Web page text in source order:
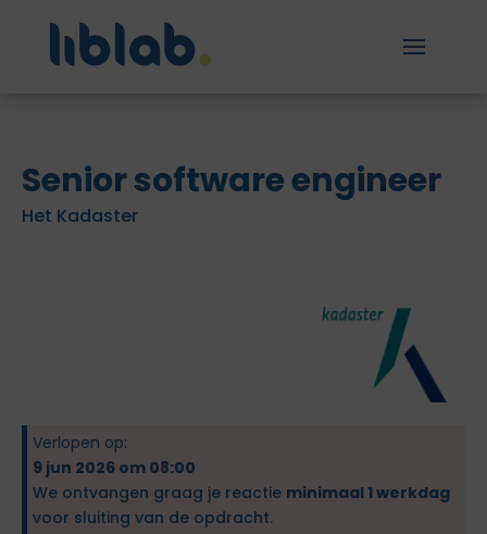
Senior software engineer
Het Kadaster
Verlopen op:
9 jun 2026 om 08:00
We ontvangen graag je reactie minimaal 1 werkdag
voor sluiting van de opdracht.